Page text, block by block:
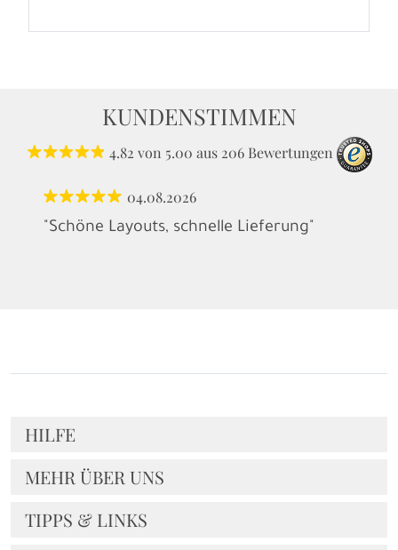
KUNDENSTIMMEN
4.82 von 5.00 aus 206 Bewertungen
04.08.2026
"Schöne Layouts, schnelle Lieferung"
HILFE
MEHR ÜBER UNS
TIPPS & LINKS